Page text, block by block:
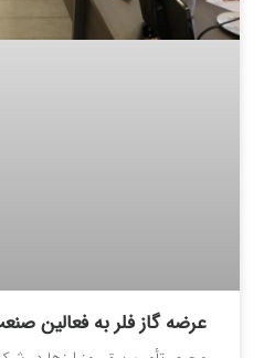
عرضه گاز فلر به فعالین